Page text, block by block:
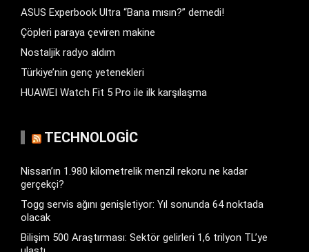
ASUS Experbook Ultra “Bana mısın?” demedi!
Çöpleri paraya çeviren makine
Nostaljik radyo aldım
Türkiye’nin genç yetenekleri
HUAWEI Watch Fit 5 Pro ile ilk karşılaşma
TECHNOLOGIC
Nissan’ın 1.980 kilometrelik menzil rekoru ne kadar
gerçekçi?
Togg servis ağını genişletiyor: Yıl sonunda 64 noktada
olacak
Bilişim 500 Araştırması: Sektör gelirleri 1,6 trilyon TL’ye